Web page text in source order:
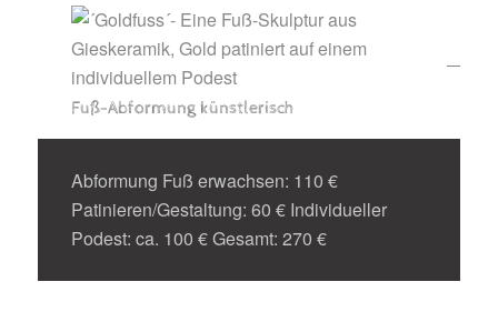
Fuß-Abformung künstlerisch
Abformung Fuß erwachsen: 110 €
Patinieren/Gestaltung: 60 € Individueller
Podest: ca. 100 € Gesamt: 270 €